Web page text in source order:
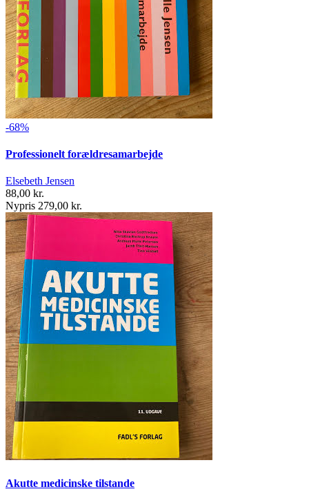
-68%
Professionelt forældresamarbejde
Elsebeth Jensen
88,00 kr.
Nypris 279,00 kr.
Akutte medicinske tilstande